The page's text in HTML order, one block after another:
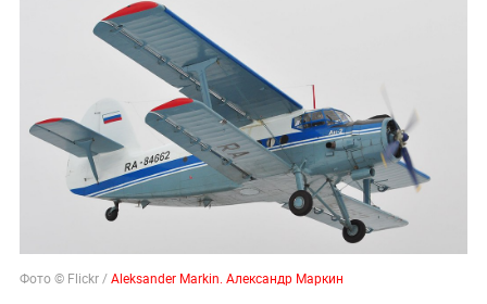
Фото © Flickr /Aleksander Markin. Александр Маркин